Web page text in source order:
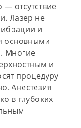
отсутствие
Лазер не
и
основными
Многие
и
процедуру
Анестезия
в глубоких